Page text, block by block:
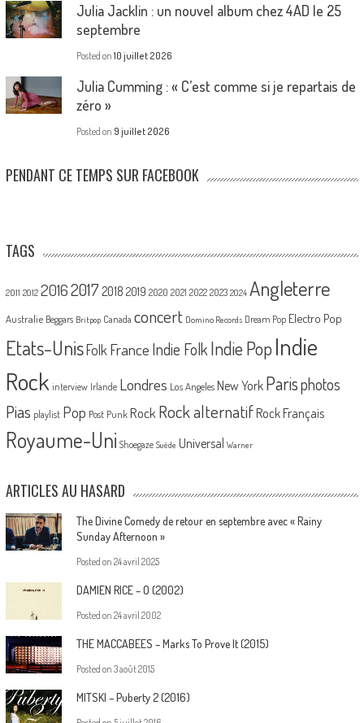
Julia Jacklin : un nouvel album chez 4AD le 25
septembre
Posted on 10 juillet 2026
Julia Cumming : « C’est comme si je repartais de
zéro »
Posted on 9 juillet 2026
PENDANT CE TEMPS SUR FACEBOOK
TAGS
2011 2012 20162017 2018 2019 2020 2021 2022 2023 2024 Angleterre
Australie Beggars Britpop Canada concert Domino Records Dream Pop Electro Pop
Etats-UnisFolk France Indie Folk Indie PopIndie
Rock interview Irlande Londres Los Angeles New York Parisphotos
Pias playlist Pop Post Punk Rock Rock alternatif Rock Français
Royaume-Uni Shoegaze Suède Universal Warner
ARTICLES AU HASARD
The Divine Comedy de retour en septembre avec « Rainy
Sunday Afternoon »
Posted on 24 avril 2025
DAMIEN RICE – O (2002)
Posted on 24 avril 2002
THE MACCABEES – Marks To Prove It (2015)
Posted on 3 août 2015
MITSKI – Puberty 2 (2016)